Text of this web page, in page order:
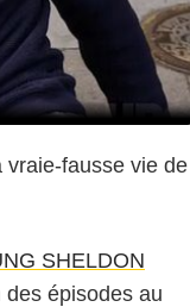
vraie-fausse vie de
SHELDON
épisodes au